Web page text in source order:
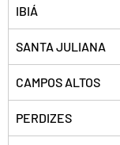
IBIÁ
SANTA JULIANA
CAMPOS ALTOS
PERDIZES